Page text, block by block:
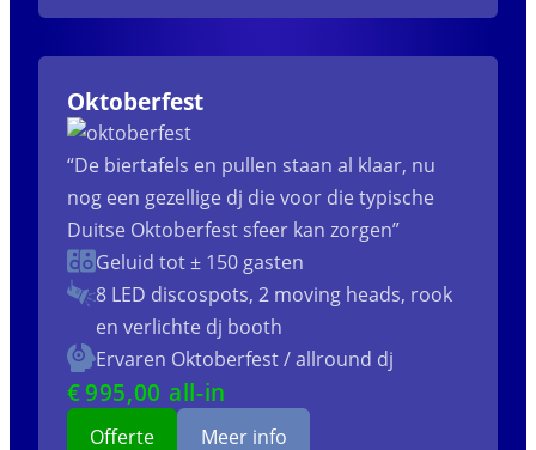
Oktoberfest
“De biertafels en pullen staan al klaar, nu
nog een gezellige dj die voor die typische
Duitse Oktoberfest sfeer kan zorgen”
Geluid tot ± 150 gasten
8 LED discospots, 2 moving heads, rook
en verlichte dj booth
Ervaren Oktoberfest / allround dj
€995,00 all-in
Offerte Meer info